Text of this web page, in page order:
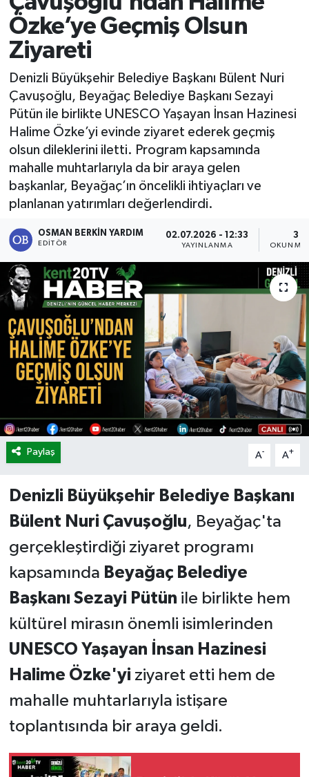
Özke’ye Geçmiş Olsun
Ziyareti
Denizli Büyükşehir Belediye Başkanı Bülent Nuri
Çavuşoğlu, Beyağaç Belediye Başkanı Sezayi
Pütün ile birlikte UNESCO Yaşayan İnsan Hazinesi
Halime Özke’yi evinde ziyaret ederek geçmiş
olsun dileklerini iletti. Program kapsamında
mahalle muhtarlarıyla da bir araya gelen
başkanlar, Beyağaç’ın öncelikli ihtiyaçları ve
planlanan yatırımları değerlendirdi.
OSMAN BERKIN YARDIM
EDITÖR
02.07.2026 - 12:33
YAYINLANMA
3
OKUNMA
Paylaş A- A+
Denizli Büyükşehir Belediye Başkanı
Bülent Nuri Çavuşoğlu, Beyağaç'ta
gerçekleştirdiği ziyaret programı
kapsamında Beyağaç Belediye
Başkanı Sezayi Pütün ile birlikte hem
kültürel mirasın önemli isimlerinden
UNESCO Yaşayan İnsan Hazinesi
Halime Özke'yi ziyaret etti hem de
mahalle muhtarlarıyla istişare
toplantısında bir araya geldi.
RESMİ İLAN